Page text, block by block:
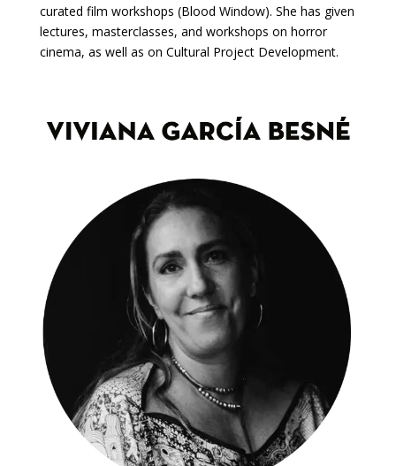
curated film workshops (Blood Window). She has given
lectures, masterclasses, and workshops on horror
cinema, as well as on Cultural Project Development.